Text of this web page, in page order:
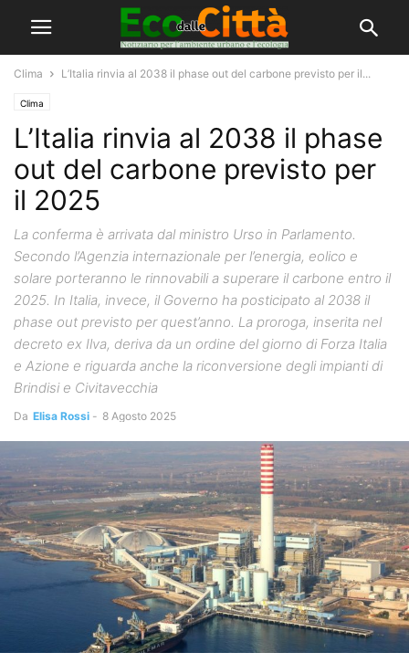
Clima L’Italia rinvia al 2038 il phase out del carbone previsto per il...
Clima
L’Italia rinvia al 2038 il phase
out del carbone previsto per
il 2025
La conferma è arrivata dal ministro Urso in Parlamento.
Secondo l’Agenzia internazionale per l’energia, eolico e
solare porteranno le rinnovabili a superare il carbone entro il
2025. In Italia, invece, il Governo ha posticipato al 2038 il
phase out previsto per quest’anno. La proroga, inserita nel
decreto ex Ilva, deriva da un ordine del giorno di Forza Italia
e Azione e riguarda anche la riconversione degli impianti di
Brindisi e Civitavecchia
Da Elisa Rossi - 8 Agosto 2025